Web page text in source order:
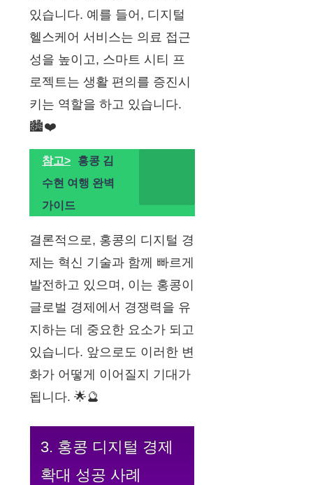
있습니다. 예를 들어, 디지털
헬스케어 서비스는 의료 접근
성을 높이고, 스마트 시티 프
로젝트는 생활 편의를 증진시
키는 역할을 하고 있습니다.
🏙️❤️
참고>
홍콩 김
수현 여행 완벽
가이드
결론적으로, 홍콩의 디지털 경
제는 혁신 기술과 함께 빠르게
발전하고 있으며, 이는 홍콩이
글로벌 경제에서 경쟁력을 유
지하는 데 중요한 요소가 되고
있습니다. 앞으로도 이러한 변
화가 어떻게 이어질지 기대가
됩니다. 🌟🔮
3. 홍콩 디지털 경제
확대 성공 사례